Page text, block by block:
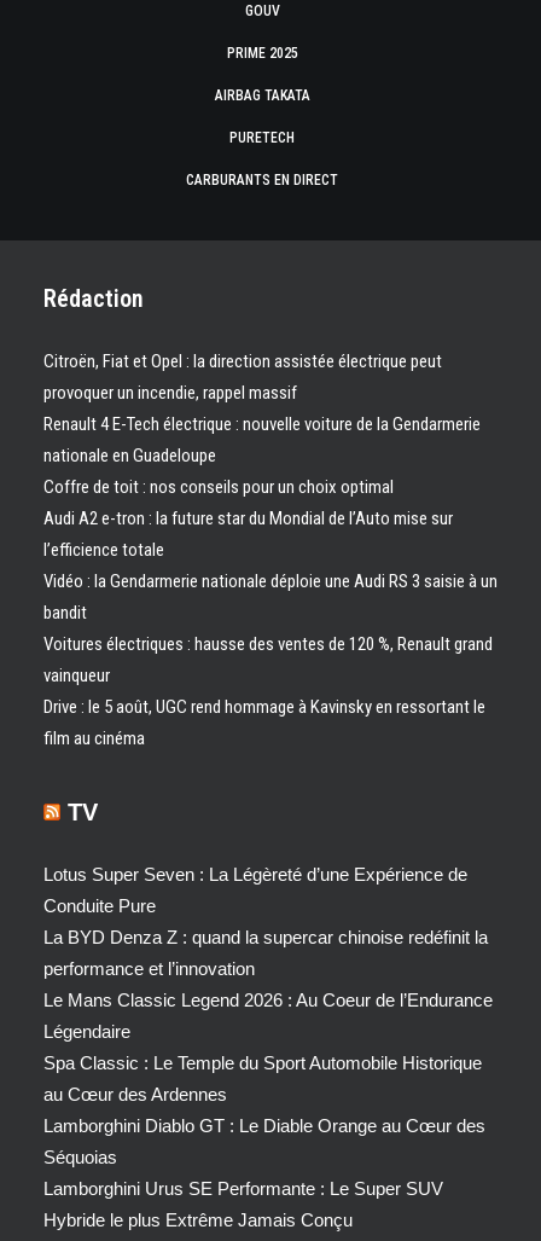
GOUV
PRIME 2025
AIRBAG TAKATA
PURETECH
CARBURANTS EN DIRECT
Rédaction
Citroën, Fiat et Opel : la direction assistée électrique peut
provoquer un incendie, rappel massif
Renault 4 E-Tech électrique : nouvelle voiture de la Gendarmerie
nationale en Guadeloupe
Coffre de toit : nos conseils pour un choix optimal
Audi A2 e-tron : la future star du Mondial de l’Auto mise sur
l’efficience totale
Vidéo : la Gendarmerie nationale déploie une Audi RS 3 saisie à un
bandit
Voitures électriques : hausse des ventes de 120 %, Renault grand
vainqueur
Drive : le 5 août, UGC rend hommage à Kavinsky en ressortant le
film au cinéma
TV
Lotus Super Seven : La Légèreté d’une Expérience de
Conduite Pure
La BYD Denza Z : quand la supercar chinoise redéfinit la
performance et l’innovation
Le Mans Classic Legend 2026 : Au Coeur de l’Endurance
Légendaire
Spa Classic : Le Temple du Sport Automobile Historique
au Cœur des Ardennes
Lamborghini Diablo GT : Le Diable Orange au Cœur des
Séquoias
Lamborghini Urus SE Performante : Le Super SUV
Hybride le plus Extrême Jamais Conçu